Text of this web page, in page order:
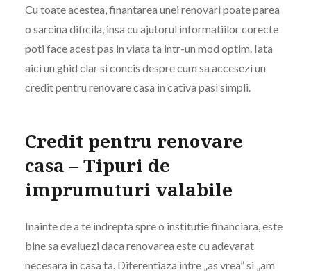
Cu toate acestea, finantarea unei renovari poate parea
o sarcina dificila, insa cu ajutorul informatiilor corecte
poti face acest pas in viata ta intr-un mod optim. Iata
aici un ghid clar si concis despre cum sa accesezi un
credit pentru renovare casa in cativa pasi simpli.
Credit pentru renovare
casa – Tipuri de
imprumuturi valabile
Inainte de a te indrepta spre o institutie financiara, este
bine sa evaluezi daca renovarea este cu adevarat
necesara in casa ta. Diferentiaza intre „as vrea” si „am